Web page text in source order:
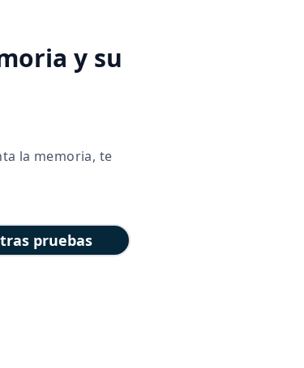
y su
la memoria, te
pruebas